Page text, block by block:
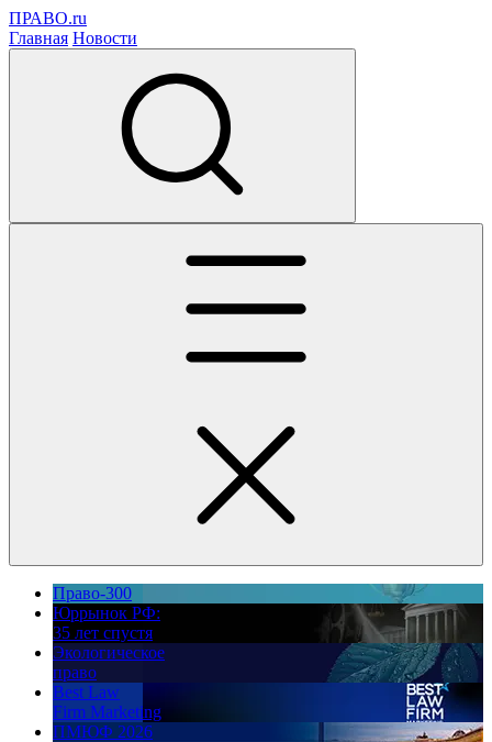
ПРАВО.ru
Главная Новости
Право-300
Юррынок РФ:
35 лет спустя
Экологическое
право
Best Law
Firm Marketing
ПМЮФ 2026